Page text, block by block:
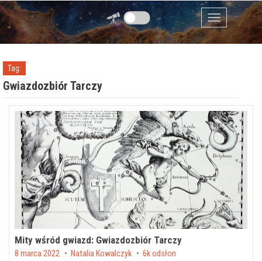
Przejdź do zawartości
Menu
Tag:
Gwiazdozbiór Tarczy
Mity wśród gwiazd: Gwiazdozbiór Tarczy
Posted on
8 marca 2022 byNatalia Kowalczyk 6k odsłon